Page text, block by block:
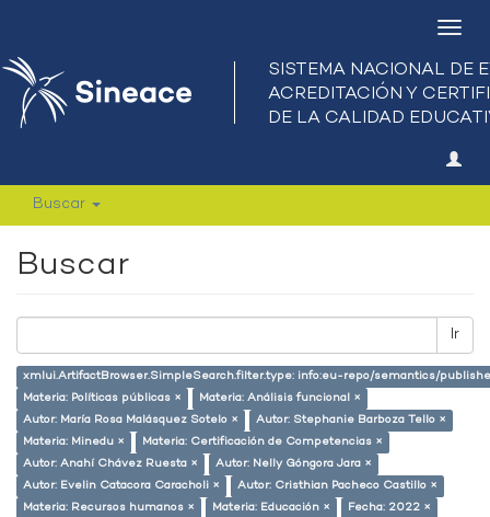
Buscar
Buscar
Ir
xmlui.ArtifactBrowser.SimpleSearch.filter.type: info:eu-repo/semantics/
Materia: Políticas públicas ×
Materia: Análisis funcional ×
Autor: María Rosa Malásquez Sotelo ×
Autor: Stephanie Barboza Tello ×
Materia: Minedu ×
Materia: Certificación de Competencias ×
Autor: Anahí Chávez Ruesta ×
Autor: Nelly Góngora Jara ×
Autor: Evelin Catacora Caracholi ×
Autor: Cristhian Pacheco Castillo ×
Materia: Recursos humanos ×
Materia: Educación ×
Fecha: 2022 ×